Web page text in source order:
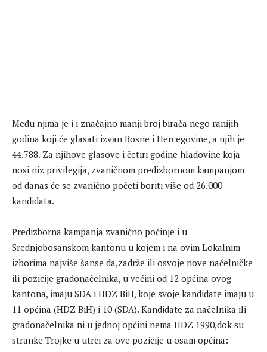
Među njima je i i značajno manji broj birača nego ranijih
godina koji će glasati izvan Bosne i Hercegovine, a njih je
44.788. Za njihove glasove i četiri godine hladovine koja
nosi niz privilegija, zvaničnom predizbornom kampanjom
od danas će se zvanično početi boriti više od 26.000
kandidata.
Predizborna kampanja zvanično počinje i u
Srednjobosanskom kantonu u kojem i na ovim Lokalnim
izborima najviše šanse da,zadrže ili osvoje nove načelničke
ili pozicije gradonačelnika, u većini od 12 općina ovog
kantona, imaju SDA i HDZ BiH, koje svoje kandidate imaju u
11 općina (HDZ BiH) i 10 (SDA). Kandidate za načelnika ili
gradonačelnika ni u jednoj općini nema HDZ 1990,dok su
stranke Trojke u utrci za ove pozicije u osam općina: